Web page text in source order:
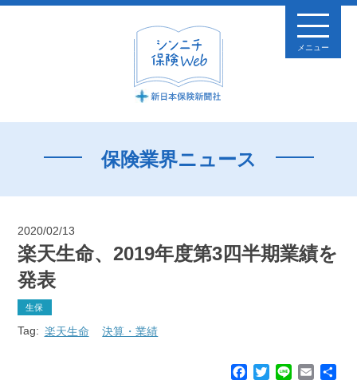
メニュー
保険業界ニュース
2020/02/13
楽天生命、2019年度第3四半期業績を
発表
生保
Tag: 楽天生命 決算・業績
T
E